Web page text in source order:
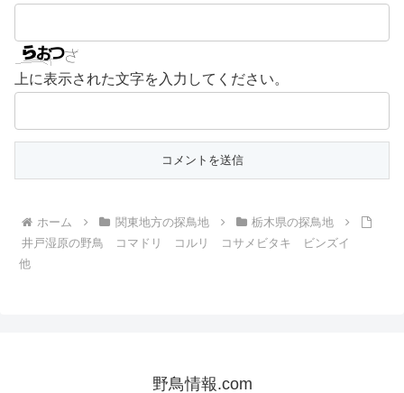
上に表示された文字を入力してください。
ホーム 関東地方の探鳥地
栃木県の探鳥地
井戸湿原の野鳥 コマドリ コルリ コサメビタキ ビンズイ
他
野鳥情報.com